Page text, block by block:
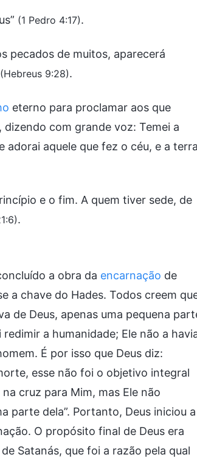
(1 Pedro 4:17).
pecados de muitos, aparecerá
(Hebreus 9:28).
eterno para proclamar aos que
com grande voz: Temei a
adorai aquele que fez o céu, e a
e o fim. A quem tiver sede, de
.
a obra da encarnação de
a chave do Hades. Todos creem
de Deus, apenas uma pequena
a humanidade; Ele não a
É por isso que Deus diz:
esse não foi o objetivo integral
cruz para Mim, mas Ele não
parte dela”. Portanto, Deus iniciou a
O propósito final de Deus era
Satanás, que foi a razão pela qual